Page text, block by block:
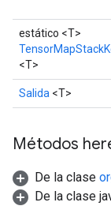
estático <T>
<T>
Salida <T>
Métodos
De la clase
De la clase